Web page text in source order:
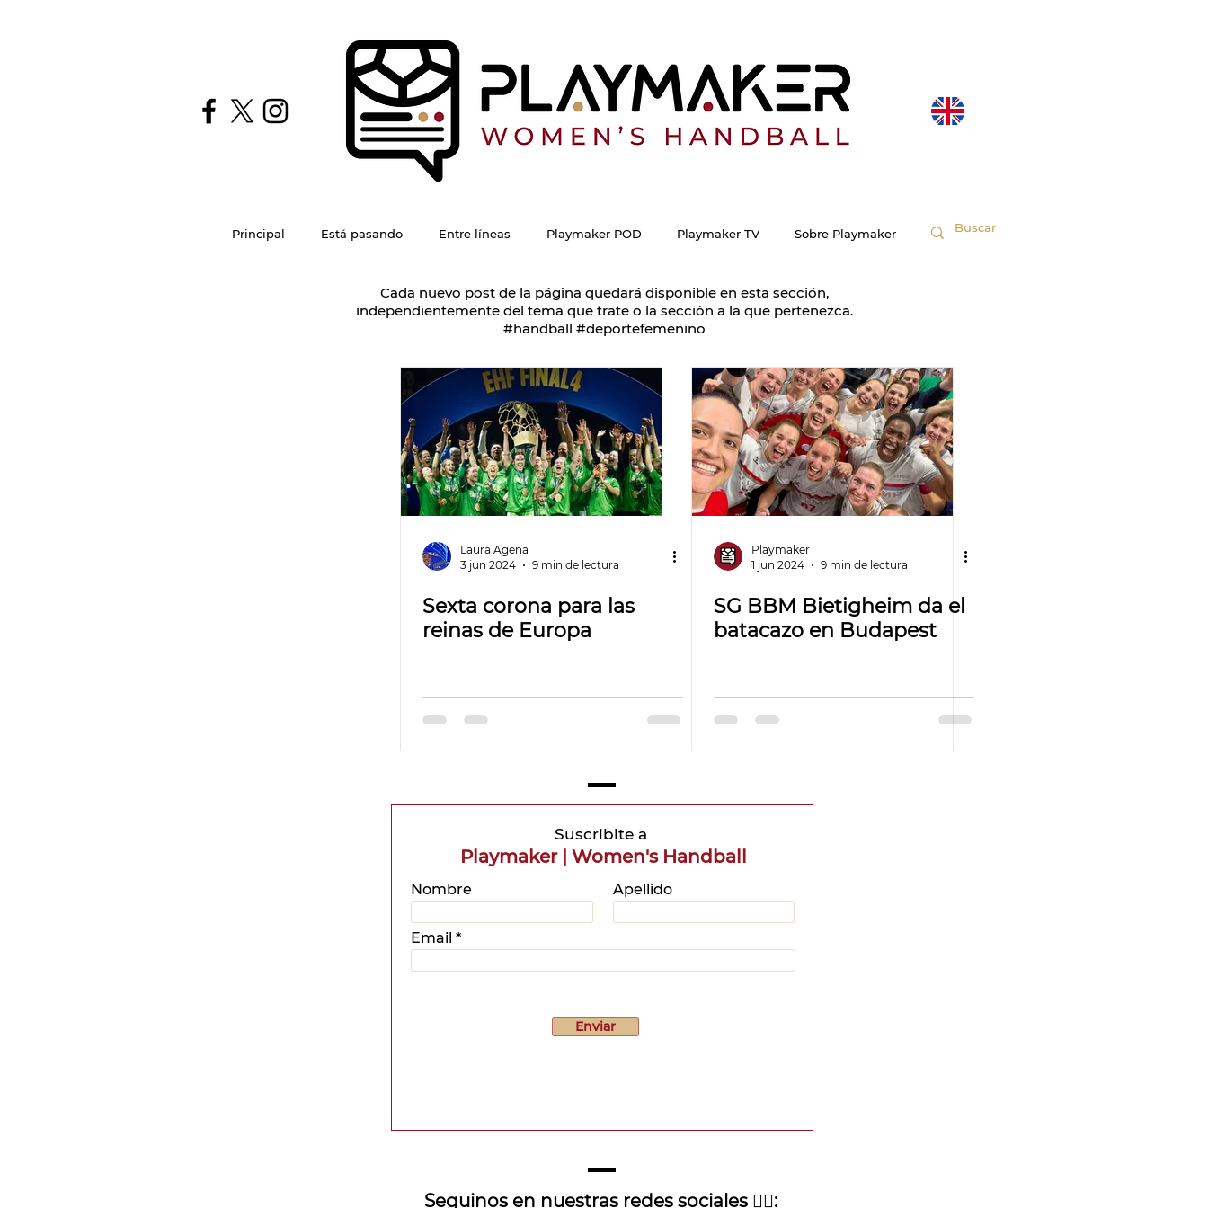
Principal Está pasando Entre líneas Playmaker POD Playmaker TV Sobre Playmaker
Cada nuevo post de la página quedará disponible en esta sección,
independientemente del tema que trate o la sección a la que pertenezca.
#handball #deportefemenino
Laura Agena
3 jun 2024
9 min de lectura
Sexta corona para las
reinas de Europa
Playmaker
1 jun 2024
9 min de lectura
SG BBM Bietigheim da el
batacazo en Budapest
Suscribite a
Playmaker | Women's Handball
Nombre Apellido
Email
Enviar
Seguinos en nuestras redes sociales 👇🏽: